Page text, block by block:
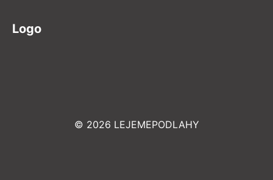
Logo
© 2026 LEJEMEPODLAHY